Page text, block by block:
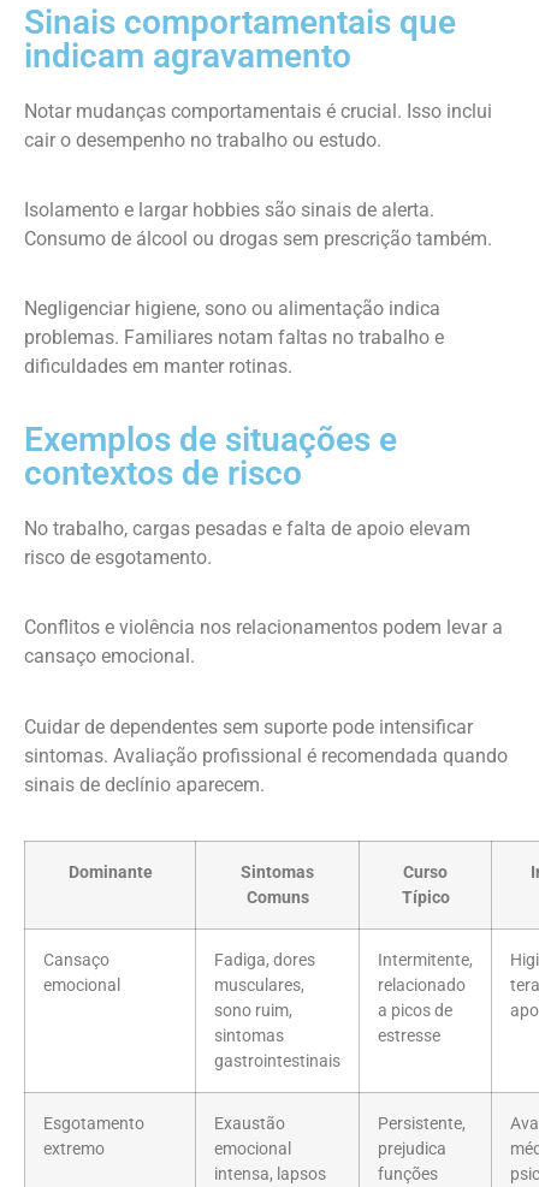
Sinais comportamentais que
indicam agravamento
Notar mudanças comportamentais é crucial. Isso inclui
cair o desempenho no trabalho ou estudo.
Isolamento e largar hobbies são sinais de alerta.
Consumo de álcool ou drogas sem prescrição também.
Negligenciar higiene, sono ou alimentação indica
problemas. Familiares notam faltas no trabalho e
dificuldades em manter rotinas.
Exemplos de situações e
contextos de risco
No trabalho, cargas pesadas e falta de apoio elevam
risco de esgotamento.
Conflitos e violência nos relacionamentos podem levar a
cansaço emocional.
Cuidar de dependentes sem suporte pode intensificar
sintomas. Avaliação profissional é recomendada quando
sinais de declínio aparecem.
Dominante
Sintomas
Comuns
Curso
Típico
Cansaço
emocional
Fadiga, dores
musculares,
sono ruim,
sintomas
gastrointestinais
Intermitente,
relacionado
a picos de
estresse
Esgotamento
extremo
Exaustão
emocional
intensa, lapsos
Persistente,
prejudica
funções